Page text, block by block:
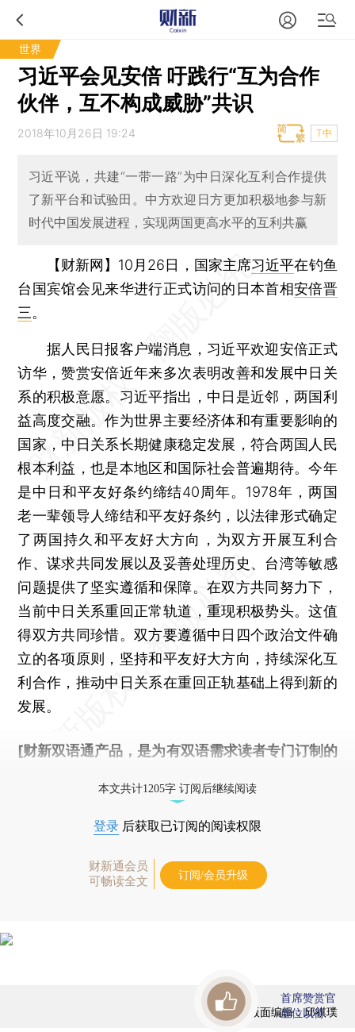
世界
习近平会见安倍 吁践行“互为合作
伙伴，互不构成威胁”共识
2018年10月26日 19:24 T中
习近平说，共建“一带一路”为中日深化互利合作提供
了新平台和试验田。中方欢迎日方更加积极地参与新
时代中国发展进程，实现两国更高水平的互利共赢
【财新网】 10月26日，国家主席习近平在钓鱼
台国宾馆会见来华进行正式访问的日本首相安倍晋
三。
据人民日报客户端消息，习近平欢迎安倍正式
访华，赞赏安倍近年来多次表明改善和发展中日关
系的积极意愿。习近平指出，中日是近邻，两国利
益高度交融。作为世界主要经济体和有重要影响的
国家，中日关系长期健康稳定发展，符合两国人民
根本利益，也是本地区和国际社会普遍期待。今年
是中日和平友好条约缔结40周年。1978年，两国
老一辈领导人缔结和平友好条约，以法律形式确定
了两国持久和平友好大方向，为双方开展互利合
作、谋求共同发展以及妥善处理历史、台湾等敏感
问题提供了坚实遵循和保障。在双方共同努力下，
当前中日关系重回正常轨道，重现积极势头。这值
得双方共同珍惜。双方要遵循中日四个政治文件确
立的各项原则，坚持和平友好大方向，持续深化互
利合作，推动中日关系在重回正轨基础上得到新的
发展。
[财新双语通产品，是为有双语需求读者专门订制的
本文共计1205字 订阅后继续阅读
登录 后获取已订阅的阅读权限
财新通会员
可畅读全文
订阅/会员升级
版面编辑：邱祺璞
首席赞赏官
虚位以待